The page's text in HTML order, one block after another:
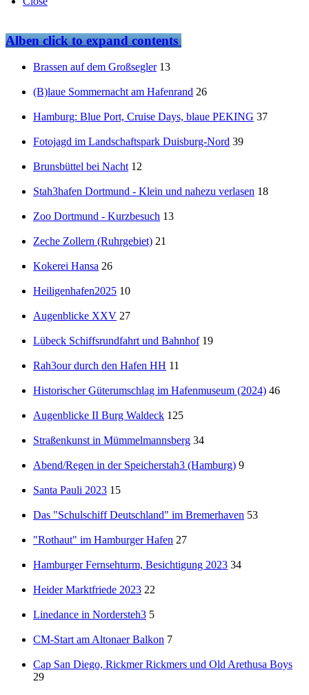
Albenclick to expand contents
Brassen auf dem Großsegler 13
(B)laue Sommernacht am Hafenrand 26
Hamburg: Blue Port, Cruise Days, blaue PEKING 37
Fotojagd im Landschaftspark Duisburg-Nord 39
Brunsbüttel bei Nacht 12
Stah3hafen Dortmund - Klein und nahezu verlasen 18
Zoo Dortmund - Kurzbesuch 13
Zeche Zollern (Ruhrgebiet) 21
Kokerei Hansa 26
Heiligenhafen2025 10
Augenblicke XXV 27
Lübeck Schiffsrundfahrt und Bahnhof 19
Rah3our durch den Hafen HH 11
Historischer Güterumschlag im Hafenmuseum (2024) 46
Augenblicke II Burg Waldeck 125
Straßenkunst in Mümmelmannsberg 34
Abend/Regen in der Speicherstah3 (Hamburg) 9
Santa Pauli 2023 15
Das "Schulschiff Deutschland" im Bremerhaven 53
"Rothaut" im Hamburger Hafen 27
Hamburger Fernsehturm, Besichtigung 2023 34
Heider Marktfriede 2023 22
Linedance in Nordersteh3 5
CM-Start am Altonaer Balkon 7
Cap San Diego, Rickmer Rickmers und Old Arethusa Boys
29